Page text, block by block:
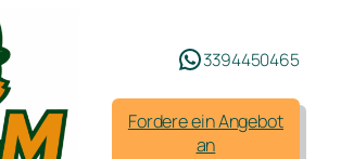
3394450465
Fordere ein Angebot
an